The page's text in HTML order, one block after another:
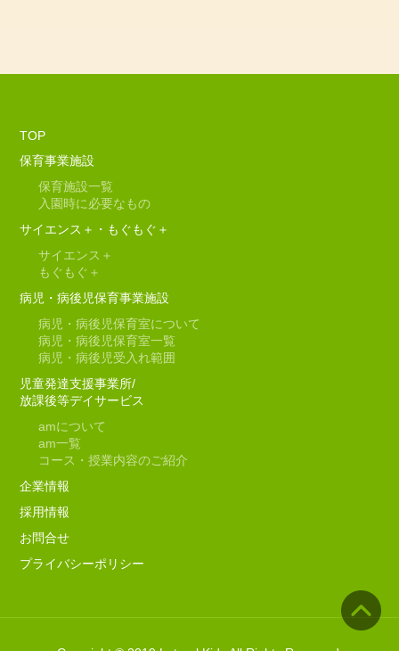
TOP
保育事業施設
保育施設一覧
入園時に必要なもの
サイエンス＋・もぐもぐ＋
サイエンス＋
もぐもぐ＋
病児・病後児保育事業施設
病児・病後児保育室について
病児・病後児保育室一覧
病児・病後児受入れ範囲
児童発達支援事業所/
放課後等デイサービス
amについて
am一覧
コース・授業内容のご紹介
企業情報
採用情報
お問合せ
プライバシーポリシー